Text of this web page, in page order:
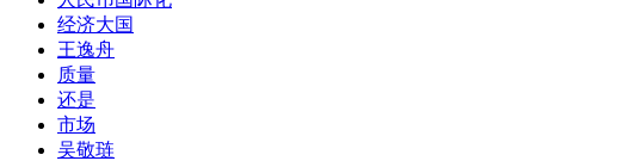
经济大国
王逸舟
质量
还是
市场
吴敬琏